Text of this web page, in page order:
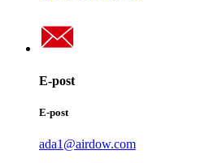
E-post
E-post
ada1@airdow.com